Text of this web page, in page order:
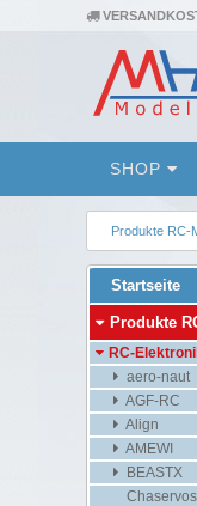
SHOP
Produkte RC-
Startseite
Produkte
RC-
aero-naut
AGF-RC
Align
AMEWI
BEASTX
Chaservos